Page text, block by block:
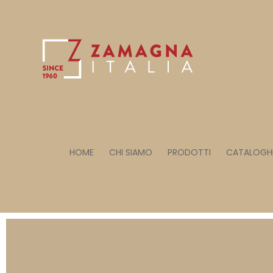
HOME CHI SIAMO PRODOTTI CATALOGHI